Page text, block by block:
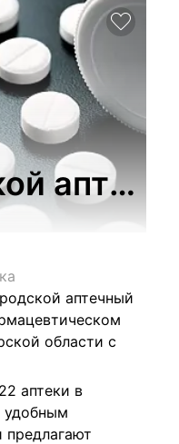
аптечный
области с
аптеки в
удобным
предлагают